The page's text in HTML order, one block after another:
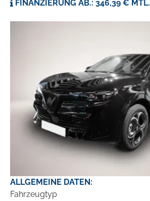
FINANZIERUNG AB.: 346,39 € MTL.
ALLGEMEINE DATEN:
Fahrzeugtyp